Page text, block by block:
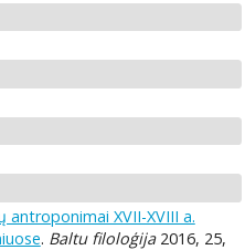
antroponimai XVII-XVIII a.
. Baltu filoloģija2016, 25,